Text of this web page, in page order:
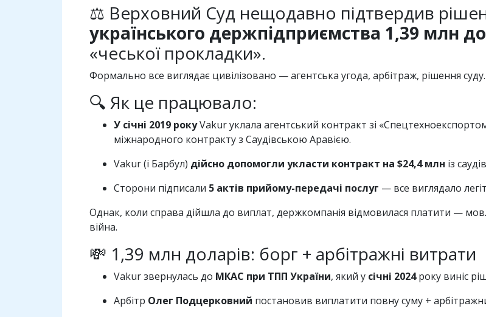
⚖️ Верховний Суд нещодавно підтвердив
українського держпідприємства 1,39 млн
«чеської прокладки».
Формально все виглядає цивілізовано — агентська угода, арбітраж, рішення
🔍 Як це працювало:
У січні 2019 рокуVakur уклала агентський контракт зі
міжнародного контракту з Саудівською Аравією.
Vakur (і Барбул) дійсно допомогли укласти контракт на $24,4 млн із
Сторони підписали 5 актів прийому-передачі послуг — все виглядало
Однак, коли справа дійшла до виплат, держкомпанія відмовилася платити —
війна.
💸 1,39 млн доларів: борг + арбітражні витрати
Vakur звернулась до МКАС при ТПП України, який у січні 2024року виніс
Арбітр Олег Подцерковний постановив виплатити повну суму +